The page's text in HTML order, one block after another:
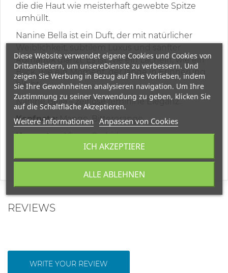
die die Haut wie meisterhaft gewebte Spitze
umhüllt.
Nanine Bella ist ein Duft, der mit natürlicher
Romantik glänzt. Es ist wie ein Lächeln, wie ein
Blick, wie ein Moment, der lange in Erinnerung
bleibt.
Nanine Bella – zeitlose feminine Eleganz.
Kopfnote:Mango, Bitterorange
Herznoten:Ylang, Orchidee
REVIEWS
WRITE YOUR REVIEW
Diese Website verwendet eigene Cookies und Cookies von
Drittanbietern, um unsereDienste zu verbessern. Und
zeigen Sie Werbung in Bezug auf Ihre Vorlieben, indem
Sie Ihre Gewohnheiten analysieren navigation. Um Ihre
Zustimmung zu seiner Verwendung zu geben, klicken Sie
auf die Schaltfläche Akzeptieren.
Weitere Informationen Anpassen von Cookies
ALLE ABLEHNEN
ICH AKZEPTIERE